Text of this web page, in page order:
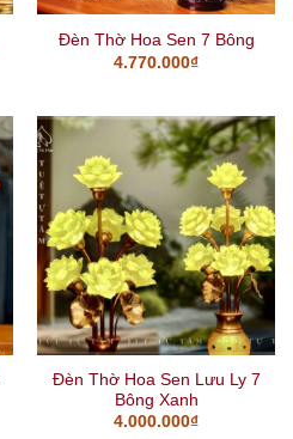
Đèn Thờ Hoa Sen 7 Bông
4.770.000₫
Đèn Thờ Hoa Sen Lưu Ly 7
Bông Xanh
4.000.000₫